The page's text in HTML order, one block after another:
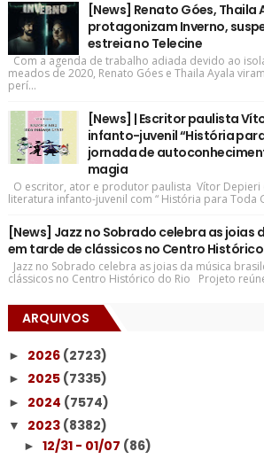
[News] Renato Góes, Thaila
protagonizam Inverno,
estreia no Telecine
Com a agenda de trabalho adiada devido ao
meados de 2020, Renato Góes e Thaila Ayala
perí...
[News] | Escritor paulista
infanto-juvenil “História
jornada de
magia
O escritor, ator e produtor paulista Vítor Depieri
literatura infanto-juvenil com “ História para Toda
[News] Jazz no Sobrado celebra as joias
em tarde de clássicos no Centro Histórico
Jazz no Sobrado celebra as joias da música
clássicos no Centro Histórico do Rio Projeto
ARQUIVOS
► 2026 (2723)
► 2025 (7335)
► 2024 (7574)
▼ 2023 (8382)
► 12/31 - 01/07 (86)